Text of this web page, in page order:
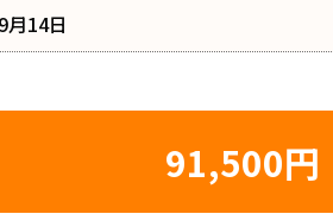
月14日
91,500円